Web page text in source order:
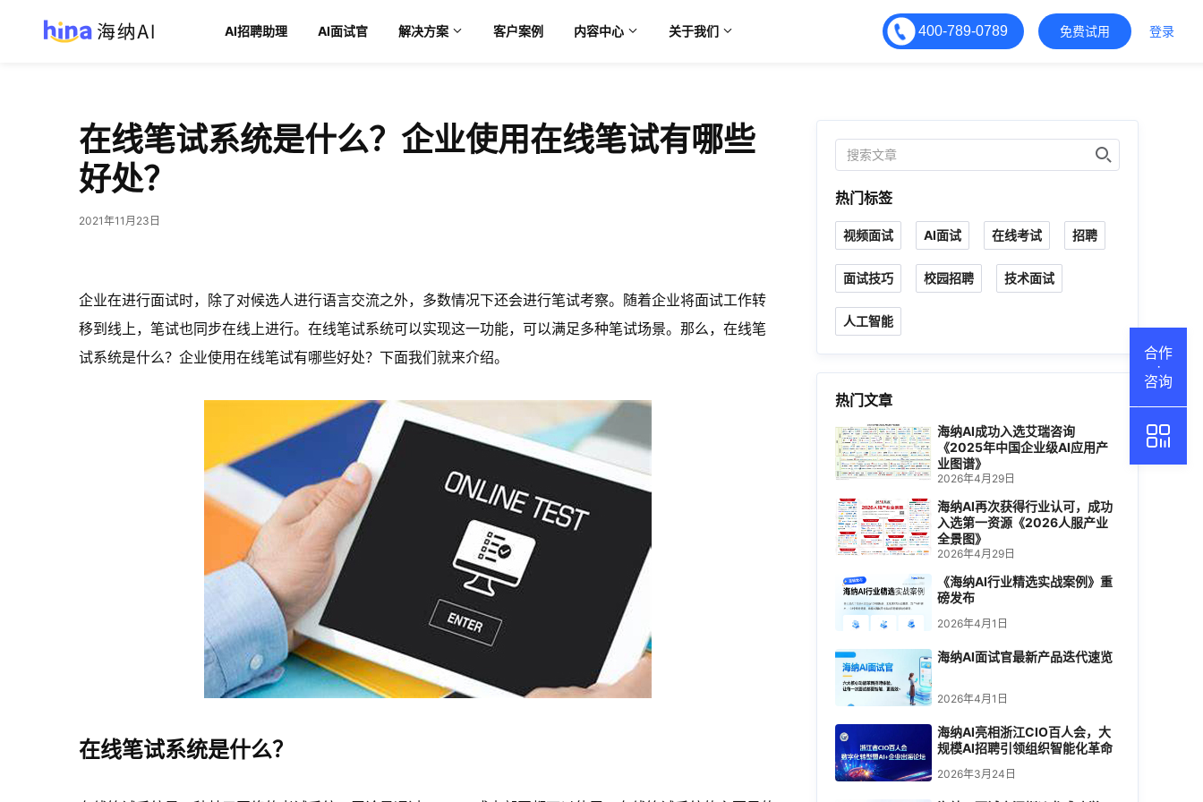
AI招聘助理 AI面试官 解决方案 客户案例 内容中心 关于我们 400-789-0789 免费试用 登录
在线笔试系统是什么？企业使用在线笔试有哪些
好处？
2021年11月23日
企业在进行面试时，除了对候选人进行语言交流之外，多数情况下还会进行笔试考察。随着企业将面试工作转
移到线上，笔试也同步在线上进行。在线笔试系统可以实现这一功能，可以满足多种笔试场景。那么，在线笔
试系统是什么？企业使用在线笔试有哪些好处？下面我们就来介绍。
在线笔试系统是什么？
热门标签
视频面试 AI面试 在线考试 招聘
面试技巧 校园招聘 技术面试
人工智能
热门文章
海纳AI成功入选艾瑞咨询
《2025年中国企业级AI应用产
业图谱》
2026年4月29日
海纳AI再次获得行业认可，成功
入选第一资源《2026人服产业
全景图》
2026年4月29日
《海纳AI行业精选实战案例》重
磅发布
2026年4月1日
海纳AI面试官最新产品迭代速览
2026年4月1日
海纳AI亮相浙江CIO百人会，大
规模AI招聘引领组织智能化革命
2026年3月24日
合作
·
咨询